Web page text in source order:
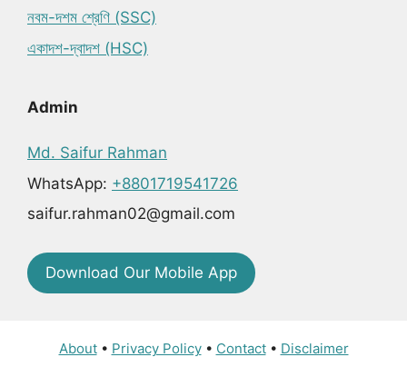
নবম-দশম শ্রেণি (SSC)
একাদশ-দ্বাদশ (HSC)
Admin
Md. Saifur Rahman
WhatsApp: +8801719541726
saifur.rahman02@gmail.com
Download Our Mobile App
About• Privacy Policy• Contact• Disclaimer